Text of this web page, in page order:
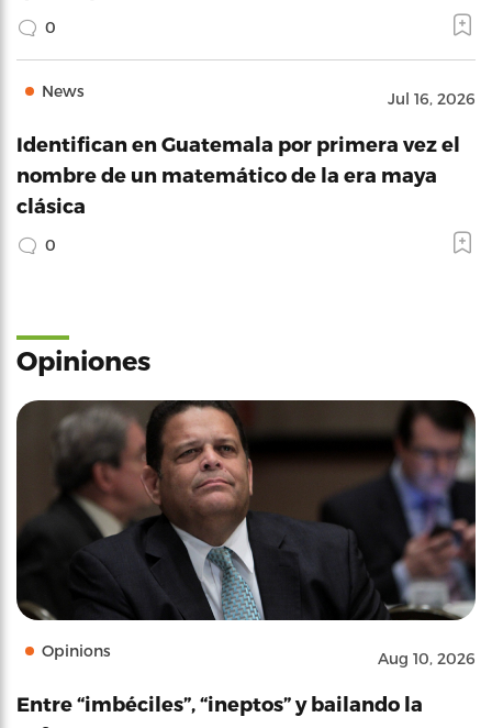
0
News Jul 16, 2026
Identifican en Guatemala por primera vez el
nombre de un matemático de la era maya
clásica
0
Opiniones
Opinions Aug 10, 2026
Entre “imbéciles”, “ineptos” y bailando la